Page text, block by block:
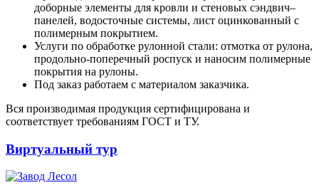
доборные элементы для кровли и стеновых сэндвич–
панелей, водосточные системы, лист оцинкованный с
полимерным покрытием.
Услуги по обработке рулонной стали: отмотка от рулона,
продольно-поперечный роспуск и наносим полимерные
покрытия на рулоны.
Под заказ работаем с материалом заказчика.
Вся производимая продукция сертифицирована и
соответствует требованиям ГОСТ и ТУ.
Виртуальный тур